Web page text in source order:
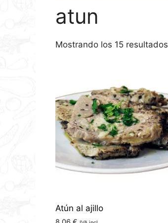
atun
Mostrando los 15 resultados
Atún al ajillo